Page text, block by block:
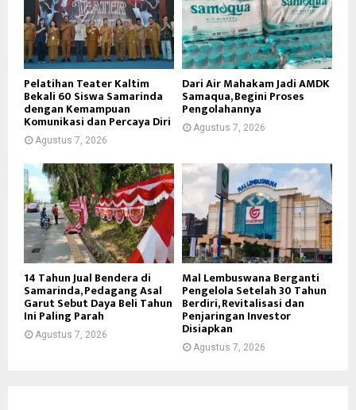
Pelatihan Teater Kaltim
Bekali 60 Siswa Samarinda
dengan Kemampuan
Komunikasi dan Percaya Diri
Agustus 7, 2026
Dari Air Mahakam Jadi AMDK
Samaqua, Begini Proses
Pengolahannya
Agustus 7, 2026
14 Tahun Jual Bendera di
Samarinda, Pedagang Asal
Garut Sebut Daya Beli Tahun
Ini Paling Parah
Agustus 7, 2026
Mal Lembuswana Berganti
Pengelola Setelah 30 Tahun
Berdiri, Revitalisasi dan
Penjaringan Investor
Disiapkan
Agustus 7, 2026